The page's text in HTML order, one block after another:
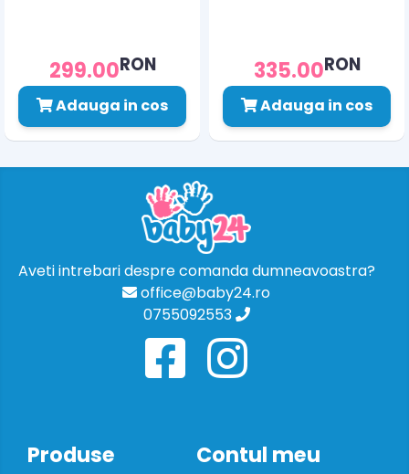
299.00RON
Adauga in cos
335.00RON
Adauga in cos
Aveti intrebari despre comanda dumneavoastra?
office@baby24.ro
0755092553
Produse Contul meu